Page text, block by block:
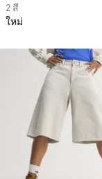
2 สี
ใหม่